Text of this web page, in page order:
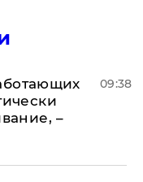
–
09:38